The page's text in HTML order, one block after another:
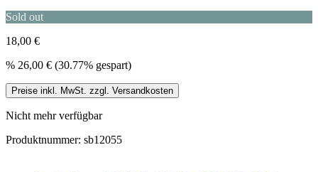
Sold out
18,00 €
% 26,00 € (30.77% gespart)
Preise inkl. MwSt. zzgl. Versandkosten
Nicht mehr verfügbar
Produktnummer: sb12055